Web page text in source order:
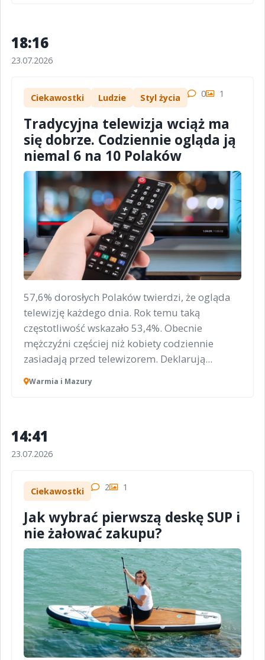
18:16
23.07.2026
Ciekawostki Ludzie Styl życia 0 1
Tradycyjna telewizja wciąż ma
się dobrze. Codziennie ogląda ją
niemal 6 na 10 Polaków
57,6% dorosłych Polaków twierdzi, że ogląda
telewizję każdego dnia. Rok temu taką
częstotliwość wskazało 53,4%. Obecnie
mężczyźni częściej niż kobiety codziennie
zasiadają przed telewizorem. Deklarują...
Warmia i Mazury
14:41
23.07.2026
Ciekawostki 2 1
Jak wybrać pierwszą deskę SUP i
nie żałować zakupu?